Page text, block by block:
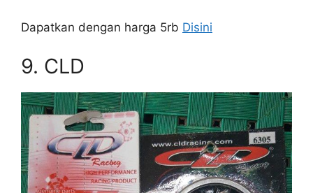
Dapatkan dengan harga 5rb Disini
9. CLD